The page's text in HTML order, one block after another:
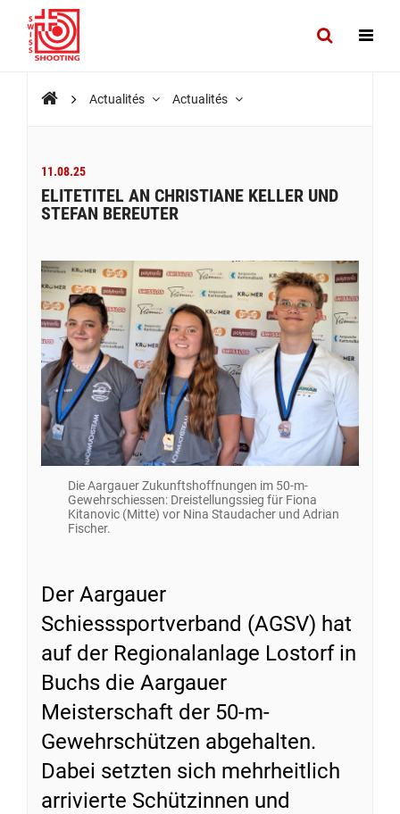
Actualités Actualités
11.08.25
ELITETITEL AN CHRISTIANE KELLER UND
STEFAN BEREUTER
Die Aargauer Zukunftshoffnungen im 50-m-
Gewehrschiessen: Dreistellungssieg für Fiona
Kitanovic (Mitte) vor Nina Staudacher und Adrian
Fischer.
Der Aargauer
Schiesssportverband (AGSV) hat
auf der Regionalanlage Lostorf in
Buchs die Aargauer
Meisterschaft der 50-m-
Gewehrschützen abgehalten.
Dabei setzten sich mehrheitlich
arrivierte Schützinnen und